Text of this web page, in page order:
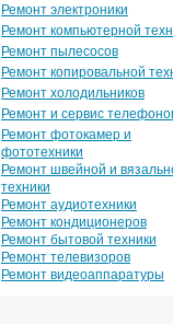
Ремонт электроники
Ремонт компьютерной
Ремонт пылесосов
Ремонт копировальной
Ремонт холодильников
Ремонт и сервис
Ремонт фотокамер и
фототехники
Ремонт швейной и
техники
Ремонт аудиотехники
Ремонт кондиционеров
Ремонт бытовой техники
Ремонт телевизоров
Ремонт видеоаппаратуры